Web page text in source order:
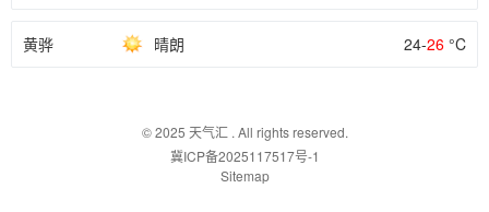
黄骅 晴朗 24-26 °C
© 2025 天气汇. All rights reserved.
冀ICP备2025117517号-1
Sitemap